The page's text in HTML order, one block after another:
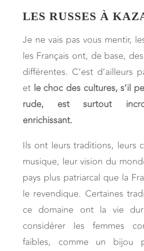
LES RUSSES À
Je ne vais pas vous mentir,
les Français ont, de base,
différentes. C’est d’ailleurs
et le choc des cultures, s’il
rude, est surtout
enrichissant.
Ils ont leurs traditions, leurs
musique, leur vision du
pays plus patriarcal que la
le revendique. Certaines
ce domaine ont la vie
considérer les femmes
faibles, comme un bijou